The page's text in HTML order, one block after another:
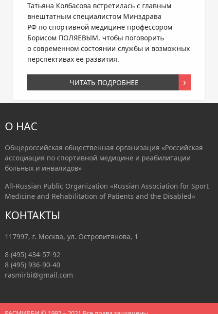
Татьяна Колбасова встретилась с главным
внештатным специалистом Минздрава
РФ по спортивной медицине профессором
Борисом ПОЛЯЕВЫМ, чтобы поговорить
о современном состоянии службы и возможных
перспективах ее развития.
ЧИТАТЬ ПОДРОБНЕЕ
О НАС
Общероссийская общественная организация «Российская
ассоциация по спортивной медицине и реабилитации
больных и инвалидов»
All-Russian Public Organization «Russian Association for Sport
Medicine and Rehabilitation of Patients and the Disabled»
КОНТАКТЫ
117997, г. Москва, ул. Островитянова, 1
8 (495) 434-57-92
8 (495) 936-90-40
rasmirbi@gmail.com